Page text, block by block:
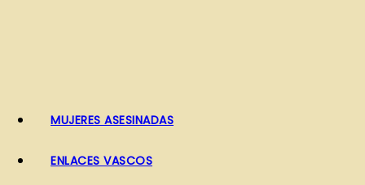
MUJERES ASESINADAS
ENLACES VASCOS